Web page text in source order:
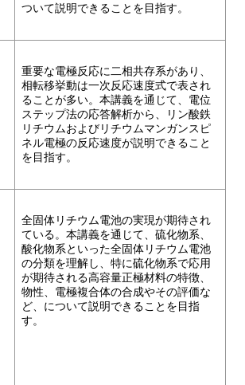
ついて説明できることを目指す。
重要な電極反応に二相共存系があり、
相転移挙動は一次反応速度式で表され
ることが多い。本講義を通じて、電位
ステップ法の応答解析から、リン酸鉄
リチウムおよびリチウムマンガンスピ
ネル電極の反応速度が説明できること
を目指す。
全固体リチウム電池の実現が期待され
ている。本講義を通じて、硫化物系、
酸化物系といった全固体リチウム電池
の分類を理解し、特に硫化物系で応用
が期待される高容量正極材料の特徴、
物性、電極複合体の合成やその評価な
ど、について説明できることを目指
す。